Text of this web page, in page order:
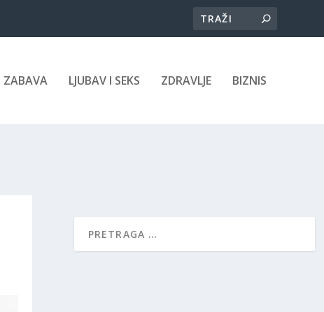
ZABAVA LJUBAV I SEKS ZDRAVLJE BIZNIS